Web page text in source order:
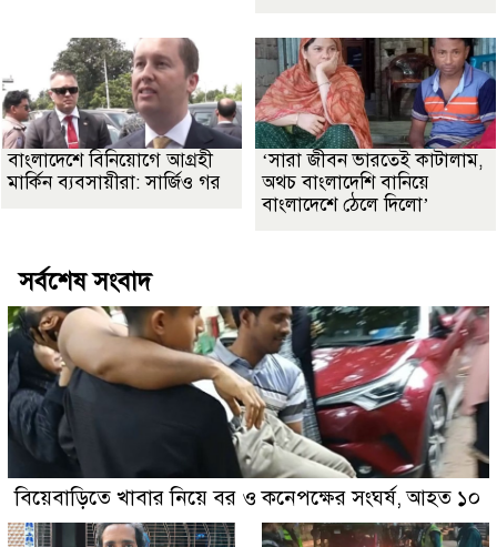
বাংলাদেশে বিনিয়োগে আগ্রহী
মার্কিন ব্যবসায়ীরা: সার্জিও গর
‘সারা জীবন ভারতেই কাটালাম,
অথচ বাংলাদেশি বানিয়ে
বাংলাদেশে ঠেলে দিলো’
সর্বশেষ সংবাদ
বিয়েবাড়িতে খাবার নিয়ে বর ও কনেপক্ষের সংঘর্ষ, আহত ১০